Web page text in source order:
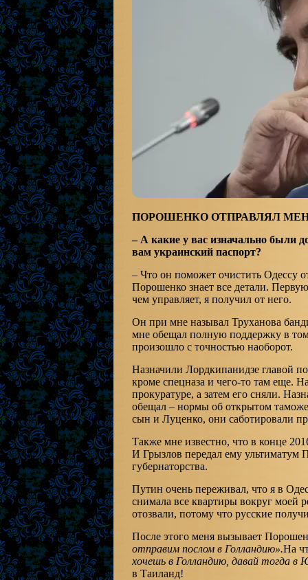
ПОРОШЕНКО ОТПРАВЛЯЛ
– А какие у вас изначально были
вам украинский паспорт?
– Что он поможет очистить Одессу
Порошенко знает все детали.
чем управляет, я получил от него.
Он при мне называл Труханова
мне обещал полную поддержку в
произошло с точностью наоборот.
Назначили Лордкипанидзе главой
кроме спецназа и чего-то там еще.
прокуратуре, а затем его сняли.
обещал – нормы об открытом
сын и Луценко, они саботировали
Также мне известно, что в конце
И Грызлов передал ему ультиматум
губернаторства.
Путин очень переживал, что я в
снимала все квартиры вокруг моей
отозвали, потому что русские
После этого меня вызывает
отправим послом в Голландию».На
хочешь в Голландию, давай тогда
в Таиланд!